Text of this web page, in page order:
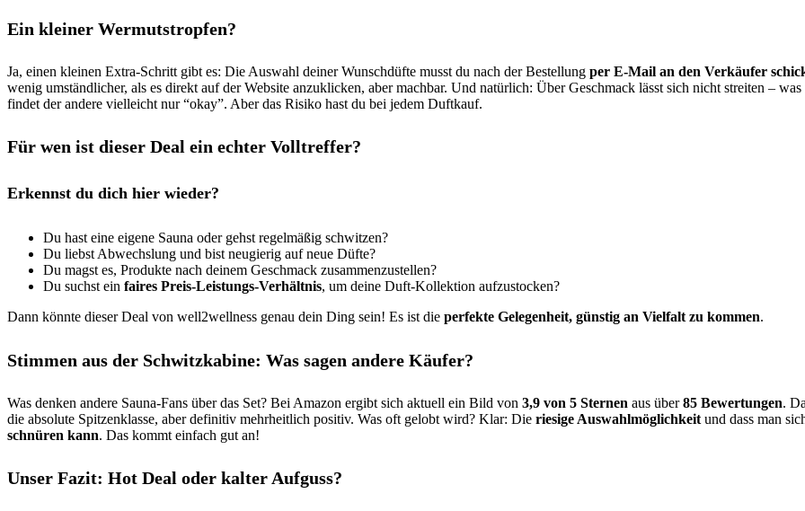
Ein kleiner Wermutstropfen?
Ja, einen kleinen Extra-Schritt gibt es: Die Auswahl deiner Wunschdüfte musst du nach der Bestellung per E-Mail an den Verkäufer
wenig umständlicher, als es direkt auf der Website anzuklicken, aber machbar. Und natürlich: Über Geschmack lässt sich nicht streiten –
findet der andere vielleicht nur “okay”. Aber das Risiko hast du bei jedem Duftkauf.
Für wen ist dieser Deal ein echter Volltreffer?
Erkennst du dich hier wieder?
Du hast eine eigene Sauna oder gehst regelmäßig schwitzen?
Du liebst Abwechslung und bist neugierig auf neue Düfte?
Du magst es, Produkte nach deinem Geschmack zusammenzustellen?
Du suchst ein faires Preis-Leistungs-Verhältnis, um deine Duft-Kollektion aufzustocken?
Dann könnte dieser Deal von well2wellness genau dein Ding sein! Es ist die perfekte Gelegenheit, günstig an Vielfalt zu kommen.
Stimmen aus der Schwitzkabine: Was sagen andere Käufer?
Was denken andere Sauna-Fans über das Set? Bei Amazon ergibt sich aktuell ein Bild von 3,9 von 5 Sternen aus über85 Bewertungen.
die absolute Spitzenklasse, aber definitiv mehrheitlich positiv. Was oft gelobt wird? Klar: Die riesige Auswahlmöglichkeit und dass man
schnüren kann. Das kommt einfach gut an!
Unser Fazit: Hot Deal oder kalter Aufguss?